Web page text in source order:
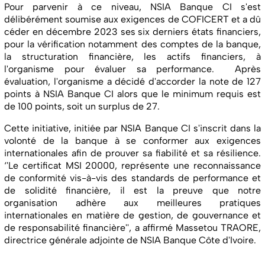
Pour parvenir à ce niveau, NSIA Banque CI s'est
délibérément soumise aux exigences de COFICERT et a dû
céder en décembre 2023 ses six derniers états financiers,
pour la vérification notamment des comptes de la banque,
la structuration financière, les actifs financiers, à
l'organisme pour évaluer sa performance. Après
évaluation, l'organisme a décidé d'accorder la note de 127
points à NSIA Banque CI alors que le minimum requis est
de 100 points, soit un surplus de 27.
Cette initiative, initiée par NSIA Banque CI s'inscrit dans la
volonté de la banque à se conformer aux exigences
internationales afin de prouver sa fiabilité et sa résilience.
‘'Le certificat MSI 20000, représente une reconnaissance
de conformité vis-à-vis des standards de performance et
de solidité financière, il est la preuve que notre
organisation adhère aux meilleures pratiques
internationales en matière de gestion, de gouvernance et
de responsabilité financière'', a affirmé Massetou TRAORE,
directrice générale adjointe de NSIA Banque Côte d'Ivoire.